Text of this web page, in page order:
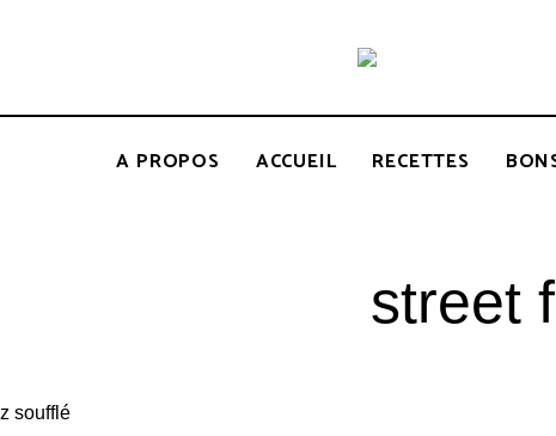
l'Inde
l'Océan
A PROPOS ACCUEIL RECETTES
street